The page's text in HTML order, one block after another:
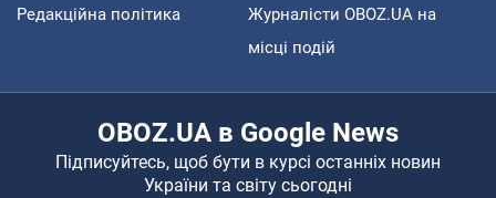
Редакційна політика
Журналісти OBOZ.UA на
місці подій
OBOZ.UA в Google News
Підписуйтесь, щоб бути в курсі останніх новин
України та світу сьогодні